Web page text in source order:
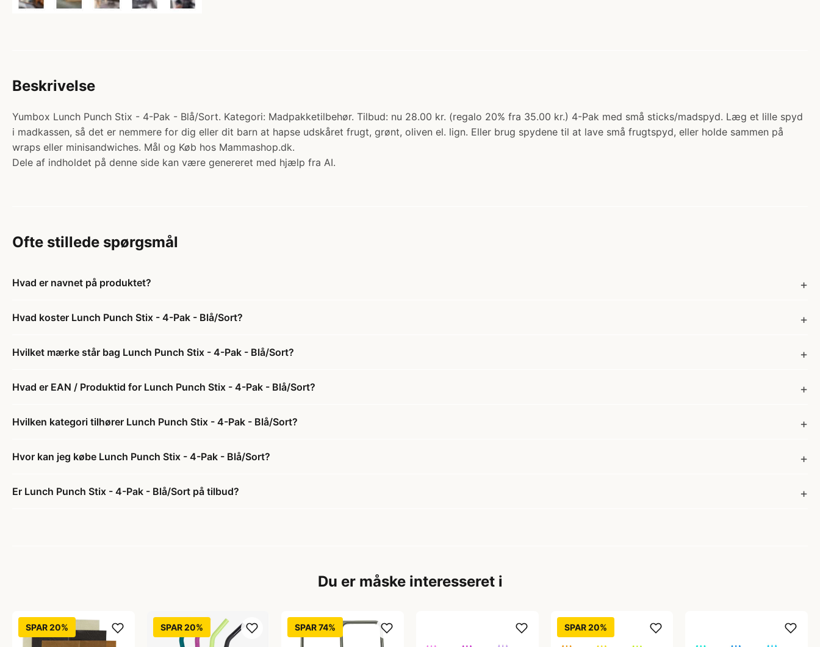
Beskrivelse
Yumbox Lunch Punch Stix - 4-Pak - Blå/Sort. Kategori: Madpakketilbehør. Tilbud: nu 28.00 kr. (regalo 20% fra 35.00 kr.) 4-Pak med små sticks/madspyd. Læg et lille spyd
i madkassen, så det er nemmere for dig eller dit barn at hapse udskåret frugt, grønt, oliven el. lign. Eller brug spydene til at lave små frugtspyd, eller holde sammen på
wraps eller minisandwiches. Mål og Køb hos Mammashop.dk.
Dele af indholdet på denne side kan være genereret med hjælp fra AI.
Ofte stillede spørgsmål
Hvad er navnet på produktet?
Hvad koster Lunch Punch Stix - 4-Pak - Blå/Sort?
Hvilket mærke står bag Lunch Punch Stix - 4-Pak - Blå/Sort?
Hvad er EAN / Produktid for Lunch Punch Stix - 4-Pak - Blå/Sort?
Hvilken kategori tilhører Lunch Punch Stix - 4-Pak - Blå/Sort?
Hvor kan jeg købe Lunch Punch Stix - 4-Pak - Blå/Sort?
Er Lunch Punch Stix - 4-Pak - Blå/Sort på tilbud?
Du er måske interesseret i
SPAR 20% SPAR 20% SPAR 74% SPAR 20%